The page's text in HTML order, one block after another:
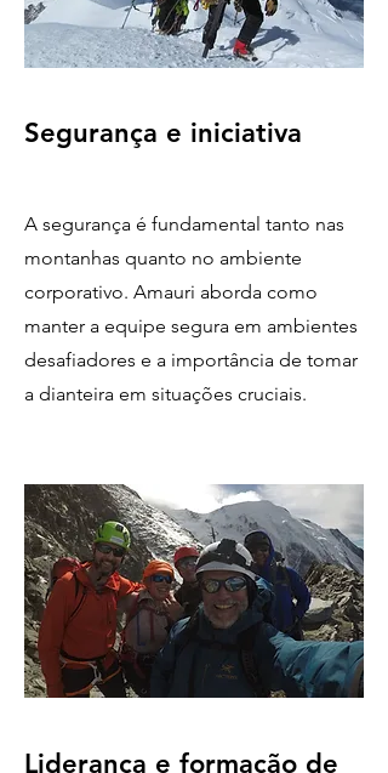
Segurança e iniciativa
A segurança é fundamental tanto nas
montanhas quanto no ambiente
corporativo. Amauri aborda como
manter a equipe segura em ambientes
desafiadores e a importância de tomar
a dianteira em situações cruciais.
Liderança e formação de